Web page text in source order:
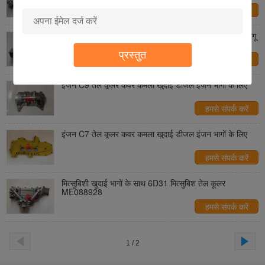
प्रस्तुत
4D31 तेल कूलर ASSY खुदाई इंजन भागों और तेल कूलर भागों लागू
इंजन C9 तेल कूलर कवर कमला खुदाई डीजल इंजन भागों के लिए
हमसे संपर्क करें
इंजन C7 तेल कूलर कवर कमला खुदाई डीजल इंजन भागों के लिए
हमसे संपर्क करें
मित्सुबिशी खुदाई भागों के साथ 6D31 मित्सुबिश तेल कूलर
ME088928
हमसे संपर्क करें
1 / 2